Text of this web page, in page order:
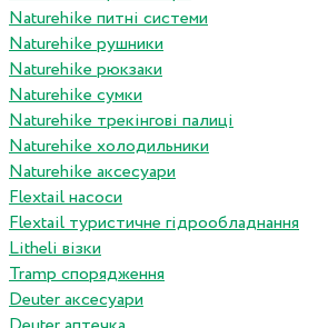
Naturehike питні системи
Naturehike рушники
Naturehike рюкзаки
Naturehike сумки
Naturehike трекінгові палиці
Naturehike холодильники
Naturehike аксесуари
Flextail насоси
Flextail туристичне гідрообладнання
Litheli візки
Tramp спорядження
Deuter аксесуари